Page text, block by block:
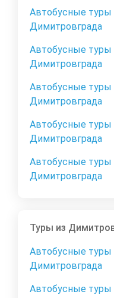
Автобусные туры
Димитровграда
Автобусные туры
Димитровграда
Автобусные туры
Димитровграда
Автобусные туры
Димитровграда
Автобусные туры
Димитровграда
Туры из
Автобусные
Димитровграда
Автобусные туры